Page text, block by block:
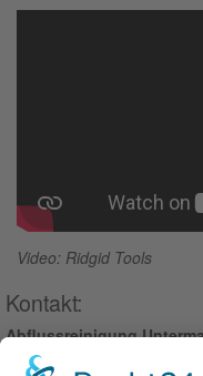
Video: Ridgid Tools
Kontakt:
Abflussreinigung
Jäger - Kaufmann GmbH